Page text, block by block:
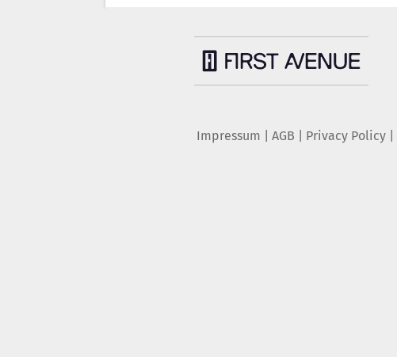
Impressum AGB Privacy Policy|